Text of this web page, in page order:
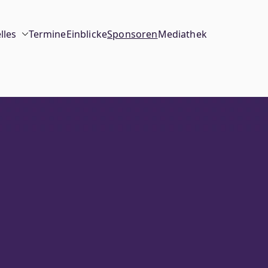
TermineEinblickeSponsorenMediathek